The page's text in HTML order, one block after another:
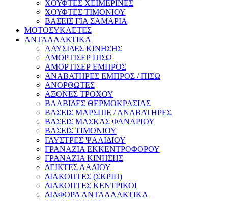
ΧΟΥΦΤΕΣ ΧΕΙΜΕΡΙΝΕΣ
ΧΟΥΦΤΕΣ ΤΙΜΟΝΙΟΥ
ΒΑΣΕΙΣ ΓΙΑ ΣΑΜΑΡΙΑ
ΜΟΤΟΣΥΚΛΕΤΕΣ
ΑΝΤΑΛΛΑΚΤΙΚΑ
ΑΛΥΣΙΔΕΣ ΚΙΝΗΣΗΣ
ΑΜΟΡΤΙΣΕΡ ΠΙΣΩ
ΑΜΟΡΤΙΣΕΡ ΕΜΠΡΟΣ
ΑΝΑΒΑΤΗΡΕΣ ΕΜΠΡΟΣ / ΠΙΣΩ
ΑΝΟΡΘΩΤΕΣ
ΑΞΟΝΕΣ ΤΡΟΧΟΥ
ΒΑΛΒΙΔΕΣ ΘΕΡΜΟΚΡΑΣΙΑΣ
ΒΑΣΕΙΣ ΜΑΡΣΠΙΕ / ΑΝΑΒΑΤΗΡΕΣ
ΒΑΣΕΙΣ ΜΑΣΚΑΣ ΦΑΝΑΡΙΟΥ
ΒΑΣΕΙΣ ΤΙΜΟΝΙΟΥ
ΓΛΥΣΤΡΕΣ ΨΑΛΙΔΙΟΥ
ΓΡΑΝΑΖΙΑ ΕΚΚΕΝΤΡΟΦΟΡΟΥ
ΓΡΑΝΑΖΙΑ ΚΙΝΗΣΗΣ
ΔΕΙΚΤΕΣ ΛΑΔΙΟΥ
ΔΙΑΚΟΠΤΕΣ (ΣΚΡΙΠ)
ΔΙΑΚΟΠΤΕΣ ΚΕΝΤΡΙΚΟΙ
ΔΙΑΦΟΡΑ ΑΝΤΑΛΛΑΚΤΙΚΑ